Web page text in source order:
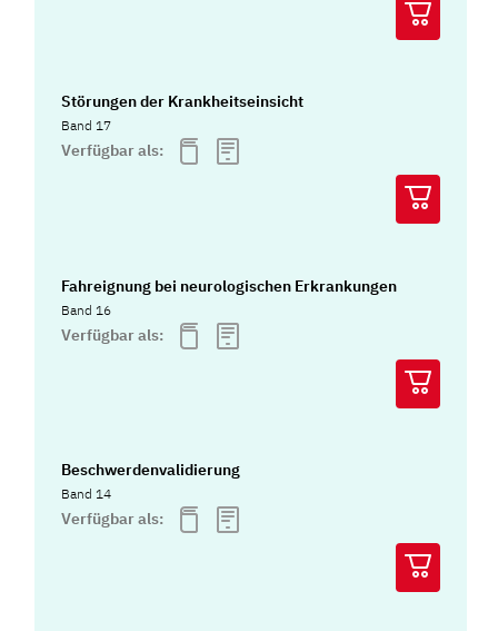
Störungen der Krankheitseinsicht
Band 17
Verfügbar als:
Fahreignung bei neurologischen Erkrankungen
Band 16
Verfügbar als:
Beschwerdenvalidierung
Band 14
Verfügbar als: